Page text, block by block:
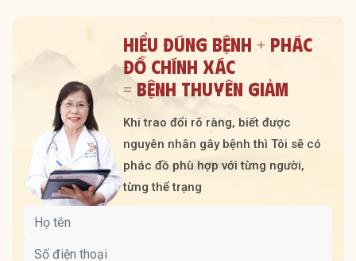
HIỂU ĐÚNG BỆNH + PHÁC
ĐỒ CHÍNH XÁC
= BỆNH THUYÊN GIẢM
Khi trao đổi rõ ràng, biết được
nguyên nhân gây bệnh thì Tôi sẽ có
phác đồ phù hợp với từng người,
từng thể trạng